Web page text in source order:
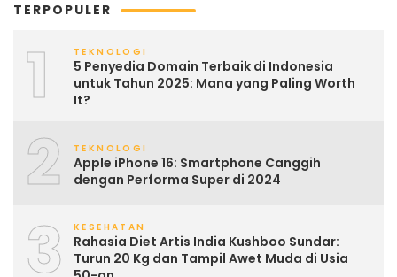
TERPOPULER
1 TEKNOLOGI
5 Penyedia Domain Terbaik di Indonesia
untuk Tahun 2025: Mana yang Paling Worth
It?
2 TEKNOLOGI
Apple iPhone 16: Smartphone Canggih
dengan Performa Super di 2024
3 KESEHATAN
Rahasia Diet Artis India Kushboo Sundar:
Turun 20 Kg dan Tampil Awet Muda di Usia